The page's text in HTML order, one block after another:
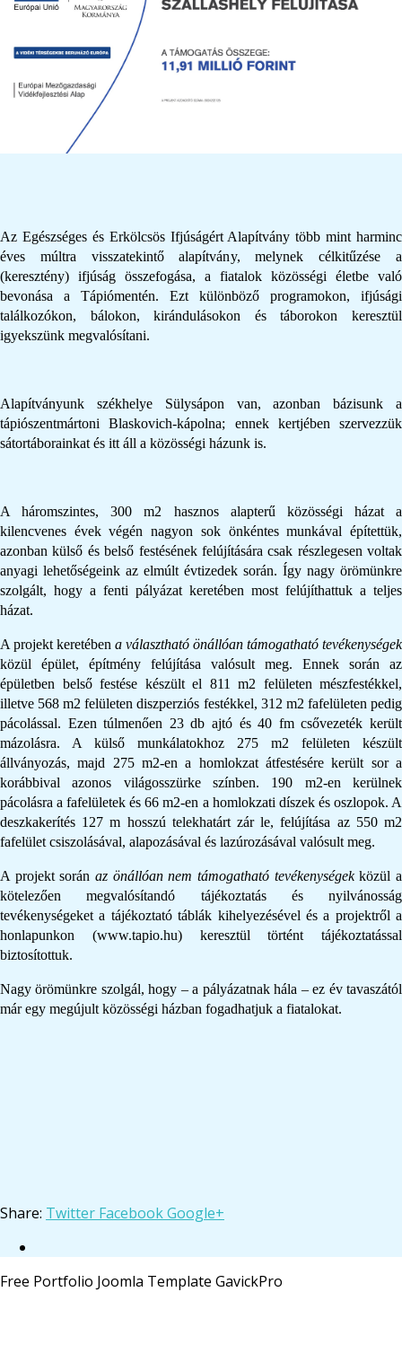
Az Egészséges és Erkölcsös Ifjúságért Alapítvány több mint harminc
éves múltra visszatekintő alapítvány, melynek célkitűzése a
(keresztény) ifjúság összefogása, a fiatalok közösségi életbe való
bevonása a Tápiómentén. Ezt különböző programokon, ifjúsági
találkozókon, bálokon, kirándulásokon és táborokon keresztül
igyekszünk megvalósítani.
Alapítványunk székhelye Sülysápon van, azonban bázisunk a
tápiószentmártoni Blaskovich-kápolna; ennek kertjében szervezzük
sátortáborainkat és itt áll a közösségi házunk is.
A háromszintes, 300 m2 hasznos alapterű közösségi házat a
kilencvenes évek végén nagyon sok önkéntes munkával építettük,
azonban külső és belső festésének felújítására csak részlegesen voltak
anyagi lehetőségeink az elmúlt évtizedek során. Így nagy örömünkre
szolgált, hogy a fenti pályázat keretében most felújíthattuk a teljes
házat.
A projekt keretében a választható önállóan támogatható tevékenységek
közül épület, építmény felújítása valósult meg. Ennek során az
épületben belső festése készült el 811 m2 felületen mészfestékkel,
illetve 568 m2 felületen diszperziós festékkel, 312 m2 fafelületen pedig
pácolással. Ezen túlmenően 23 db ajtó és 40 fm csővezeték került
mázolásra. A külső munkálatokhoz 275 m2 felületen készült
állványozás, majd 275 m2-en a homlokzat átfestésére került sor a
korábbival azonos világosszürke színben. 190 m2-en kerülnek
pácolásra a fafelületek és 66 m2-en a homlokzati díszek és oszlopok. A
deszkakerítés 127 m hosszú telekhatárt zár le, felújítása az 550 m2
fafelület csiszolásával, alapozásával és lazúrozásával valósult meg.
A projekt során az önállóan nem támogatható tevékenységekközül a
kötelezően megvalósítandó tájékoztatás és nyilvánosság
tevékenységeket a tájékoztató táblák kihelyezésével és a projektről a
honlapunkon (www.tapio.hu) keresztül történt tájékoztatással
biztosítottuk.
Nagy örömünkre szolgál, hogy – a pályázatnak hála – ez év tavaszától
már egy megújult közösségi házban fogadhatjuk a fiatalokat.
Share: Twitter FacebookGoogle+
Free Portfolio Joomla Template GavickPro